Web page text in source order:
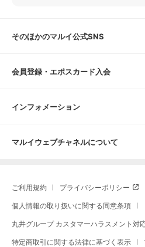
そのほかのマルイ公式SNS
会員登録・エポスカード入会
インフォメーション
マルイウェブチャネルについて
ご利用規約 プライバシーポリシー
個人情報の取り扱いに関する同意条項
丸井グループ カスタマーハラスメント対
特定商取引に関する法律に基づく表示